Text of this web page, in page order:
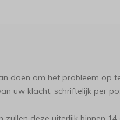
doen om het probleem op
uw klacht, schriftelijk per